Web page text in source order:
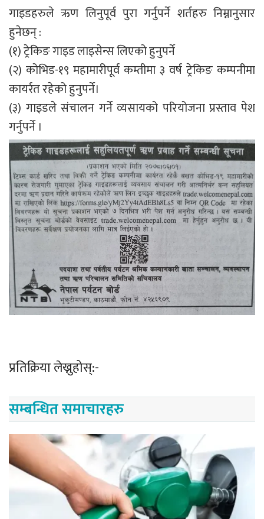
गाइडहरुले ऋण लिनुपूर्व पुरा गर्नुपर्ने शर्तहरु निम्नानुसार
हुनेछन् :
(१) ट्रेकिङ गाइड लाइसेन्स लिएको हुनुपर्ने
(२) कोभिड-१९ महामारीपूर्व कम्तीमा ३ वर्ष ट्रेकिङ कम्पनीमा
कायर्रत रहेको हुनुपर्ने।
(३) गाइडले संचालन गर्ने व्यसायको परियोजना प्रस्ताव पेश
गर्नुपर्ने ।
प्रतिक्रिया लेख्नुहोस्:-
सम्बन्धित समाचारहरु